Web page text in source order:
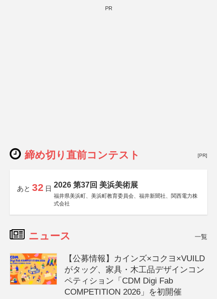
PR
締め切り直前コンテスト [PR]
あと 32 日 2026 第37回 美浜美術展
福井県美浜町、美浜町教育委員会、福井新聞社、関西電力株
式会社
ニュース 一覧
【公募情報】カインズ×コクヨ×VUILD
がタッグ、家具・木工品デザインコン
ペティション「CDM Digi Fab
COMPETITION 2026」を初開催